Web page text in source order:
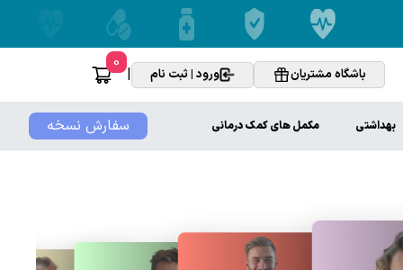
باشگاه مشتریان ورود | ثبت نام |
0
سفارش نسخه بهداشتی مکمل های کمک درمانی